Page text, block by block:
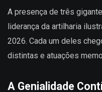
A presença de três
liderança da artilharia
2026. Cada um deles
distintas e atuações
A Genialidade